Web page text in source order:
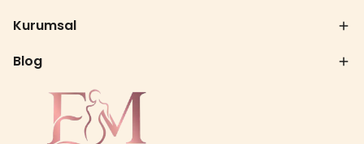
Kurumsal
Blog